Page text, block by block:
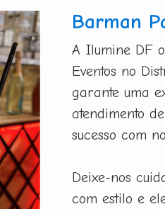
Barman
A Ilumine DF
Eventos no
garante uma
atendimento
sucesso com
Deixe-nos
com estilo e